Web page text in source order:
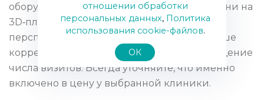
оборудования, CBCT‑диагностики и времени на
3D‑планирование. Однако в долгосрочной
перспективе вы можете сэкономить: меньше
коррекций, лучше приживаемость, сокращение
числа визитов. Всегда уточняйте, что именно
включено в цену у выбранной клиники.
отношении обработки
персональных данных, Политика
использования сookie-файлов.
ОК